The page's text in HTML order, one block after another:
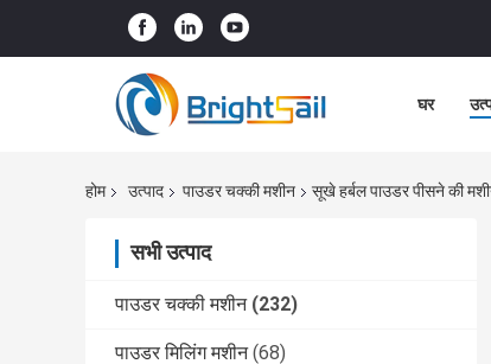
घर
होम उत्पाद पाउडर चक्की मशीन सूखे हर्बल पाउडर पीसने की
सभी उत्पाद
पाउडर चक्की मशीन (232)
पाउडर मिलिंग मशीन (68)